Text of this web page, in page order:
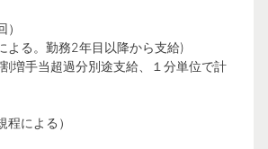
よる。勤務2年目以降から支給)
増手当超過分別途支給、１分単位で計
による）